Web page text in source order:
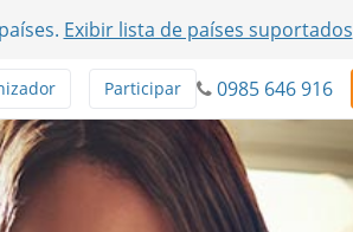
Exibir lista de países suportados
0985 646 916
Participar